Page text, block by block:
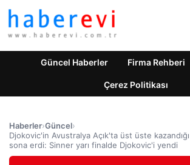
Güncel Haberler Firma Rehberi
Çerez Politikası
Haberler›Güncel›
Djokovic'in Avustralya Açık'ta üst üste
sona erdi: Sinner yarı finalde Djokovic'i yendi